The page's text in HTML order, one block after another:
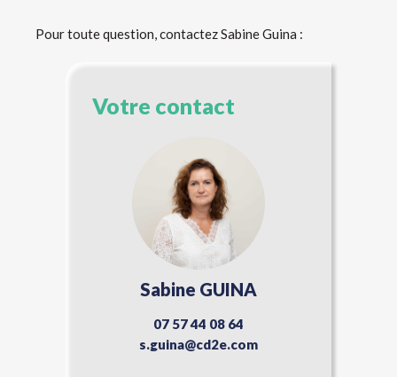
Pour toute question, contactez Sabine Guina :
Votre contact
Sabine GUINA
07 57 44 08 64
s.guina@cd2e.com